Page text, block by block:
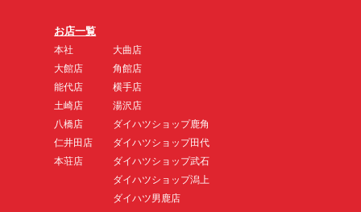
お店一覧
本社
大館店
能代店
土崎店
八橋店
仁井田店
本荘店
大曲店
角館店
横手店
湯沢店
ダイハツショップ鹿角
ダイハツショップ田代
ダイハツショップ武石
ダイハツショップ潟上
ダイハツ男鹿店